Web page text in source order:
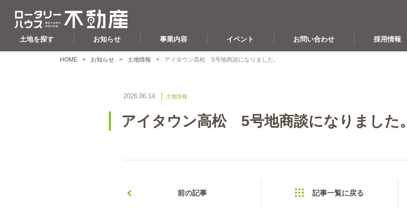
土地を探す お知らせ 事業内容 イベント お問い合わせ 採用情報
HOME お知らせ 土地情報 アイタウン高松 5号地商談になりました。
2026.06.14 土地情報
アイタウン高松 5号地商談になりました。
前の記事 記事一覧に戻る